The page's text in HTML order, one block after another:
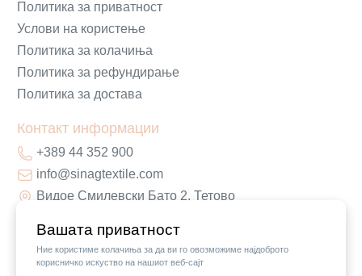
Вашата приватност
Ние користиме колачиња за да ви го овозможиме најдоброто
корисничко искуство на нашиот веб-сајт
Политика за приватност
Услови на користење
Политика за колачиња
Политика за рефундирање
Политика за достава
Контакт информации
+389 44 352 900
info@sinagtextile.com
Видое Смилевски Бато 2, Тетово